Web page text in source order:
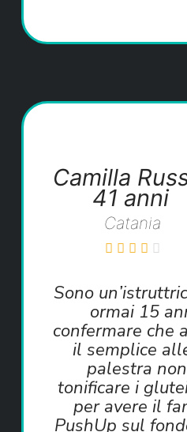
Camilla
41 anni
Catania
Sono
ormai 15
confermare che
il semplice
palestra
tonificare i
per avere il
PushUp sul